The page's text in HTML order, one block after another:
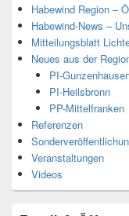
Habewind Region –
Habewind-News –
Mitteilungsblatt
Neues aus der
PI-
PI-Heilsbronn
PP-Mittelfranken
Referenzen
Veranstaltungen
Videos